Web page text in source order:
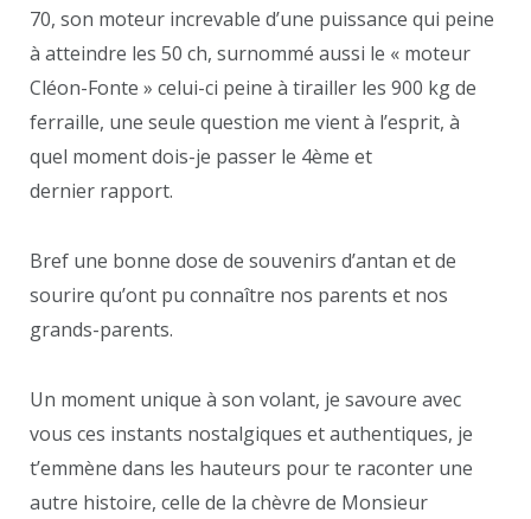
70, son moteur increvable d’une puissance qui peine
à atteindre les 50 ch, surnommé aussi le « moteur
Cléon-Fonte » celui-ci peine à tirailler les 900 kg de
ferraille, une seule question me vient à l’esprit, à
quel moment dois-je passer le 4ème et
dernier rapport.
Bref une bonne dose de souvenirs d’antan et de
sourire qu’ont pu connaître nos parents et nos
grands-parents.
Un moment unique à son volant, je savoure avec
vous ces instants nostalgiques et authentiques, je
t’emmène dans les hauteurs pour te raconter une
autre histoire, celle de la chèvre de Monsieur